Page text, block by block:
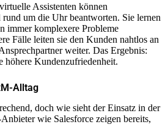
Assistenten können
rund um die Uhr beantworten. Sie lernen
immer komplexere Probleme
Fälle leiten sie den Kunden nahtlos an
weiter. Das Ergebnis:
höhere Kundenzufriedenheit.
Alltag
doch wie sieht der Einsatz in der
wie Salesforce zeigen bereits,